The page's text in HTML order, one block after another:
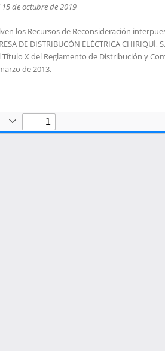
15 de octubre de 2019
los Recursos de Reconsideración
DE DISTRIBUCÓN ELÉCTRICA
X del Reglamento de Distribución y
de 2013.